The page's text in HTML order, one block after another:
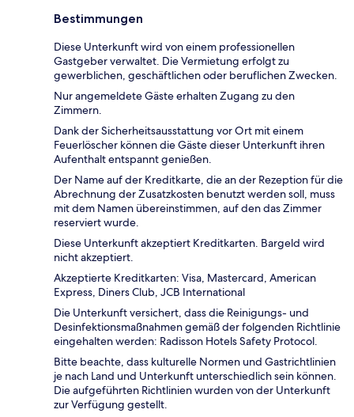
Bestimmungen
Diese Unterkunft wird von einem professionellen
Gastgeber verwaltet. Die Vermietung erfolgt zu
gewerblichen, geschäftlichen oder beruflichen Zwecken.
Nur angemeldete Gäste erhalten Zugang zu den
Zimmern.
Dank der Sicherheitsausstattung vor Ort mit einem
Feuerlöscher können die Gäste dieser Unterkunft ihren
Aufenthalt entspannt genießen.
Der Name auf der Kreditkarte, die an der Rezeption für die
Abrechnung der Zusatzkosten benutzt werden soll, muss
mit dem Namen übereinstimmen, auf den das Zimmer
reserviert wurde.
Diese Unterkunft akzeptiert Kreditkarten. Bargeld wird
nicht akzeptiert.
Akzeptierte Kreditkarten: Visa, Mastercard, American
Express, Diners Club, JCB International
Die Unterkunft versichert, dass die Reinigungs- und
Desinfektionsmaßnahmen gemäß der folgenden Richtlinie
eingehalten werden: Radisson Hotels Safety Protocol.
Bitte beachte, dass kulturelle Normen und Gastrichtlinien
je nach Land und Unterkunft unterschiedlich sein können.
Die aufgeführten Richtlinien wurden von der Unterkunft
zur Verfügung gestellt.